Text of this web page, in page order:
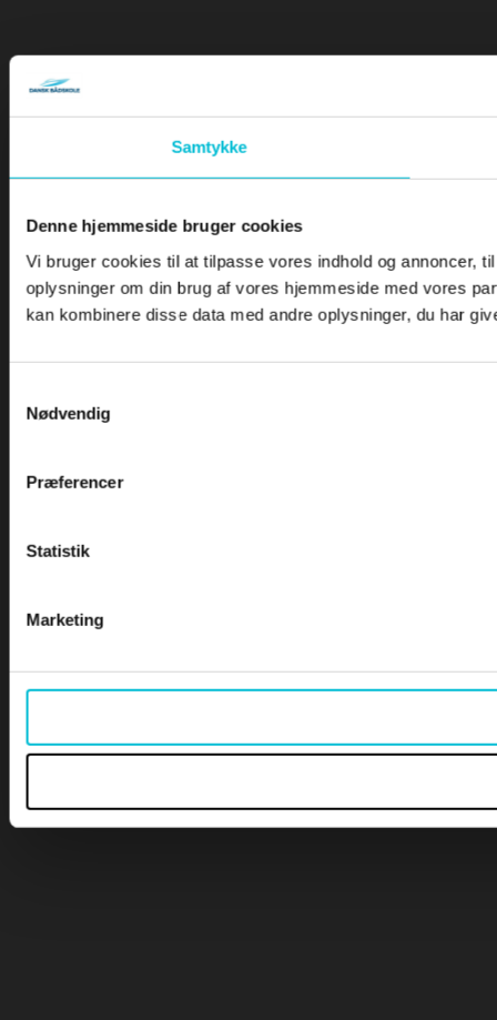
Samtykke
Denne hjemmeside bruger cookies
Vi bruger cookies til at tilpasse vores indhold og annoncer,
oplysninger om din brug af vores hjemmeside med vores
kan kombinere disse data med andre oplysninger, du har
Nødvendig
Præferencer
Statistik
Marketing